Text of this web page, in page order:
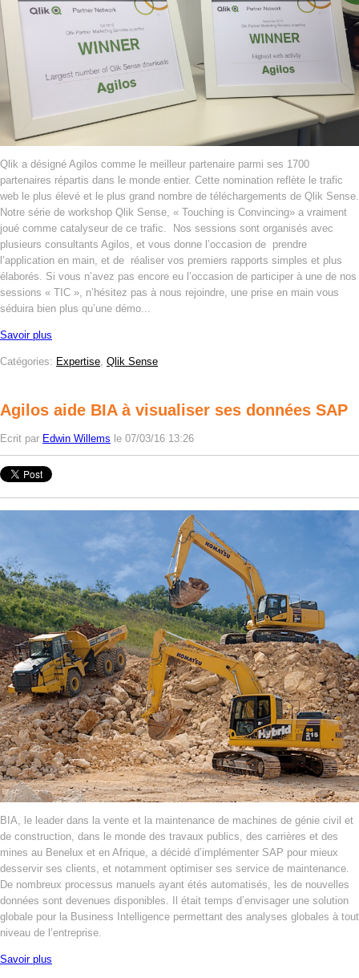
Qlik a désigné Agilos comme le meilleur partenaire parmi ses 1700
partenaires répartis dans le monde entier. Cette nomination reflète le trafic
web le plus élevé et le plus grand nombre de téléchargements de Qlik Sense.
Notre série de workshop Qlik Sense, « Touching is Convincing» a vraiment
joué comme catalyseur de ce trafic. Nos sessions sont organisés avec
plusieurs consultants Agilos, et vous donne l’occasion de prendre
l’application en main, et de réaliser vos premiers rapports simples et plus
élaborés. Si vous n’avez pas encore eu l’occasion de participer à une de nos
sessions « TIC », n’hésitez pas à nous rejoindre, une prise en main vous
séduira bien plus qu’une démo...
Savoir plus
Catégories: Expertise Qlik Sense
Agilos aide BIA à visualiser ses données SAP
Ecrit par Edwin Willems le 07/03/16 13:26
BIA, le leader dans la vente et la maintenance de machines de génie civil et
de construction, dans le monde des travaux publics, des carrières et des
mines au Benelux et en Afrique, a décidé d’implémenter SAP pour mieux
desservir ses clients, et notamment optimiser ses service de maintenance.
De nombreux processus manuels ayant étés automatisés, les de nouvelles
données sont devenues disponibles. Il était temps d’envisager une solution
globale pour la Business Intelligence permettant des analyses globales à tout
niveau de l’entreprise.
Savoir plus